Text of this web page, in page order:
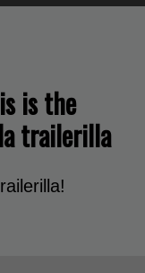
is the
trailerilla